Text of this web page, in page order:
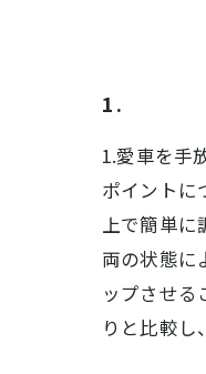
1.
1.愛車を手
ポイントに
上で簡単に
両の状態に
ップさせ
りと比較し